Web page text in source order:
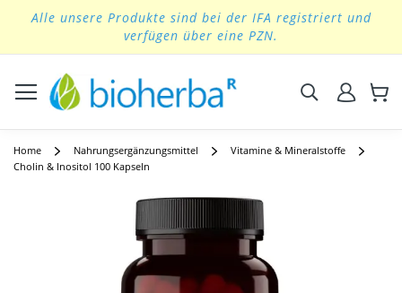
to
Alle unsere Produkte sind bei der IFA registriert und
verfügen über eine PZN.
Suchen
Home Nahrungsergänzungsmittel
Vitamine & Mineralstoffe
Cholin & Inositol 100 Kapseln